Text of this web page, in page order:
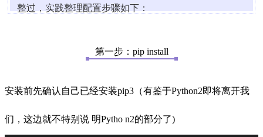
整过，实践整理配置步骤如下：
第一步：pip install
安装前先确认自己已经安装pip3（有鉴于Python2即将离开我
们，这边就不特别说 明Pytho n2的部分了)